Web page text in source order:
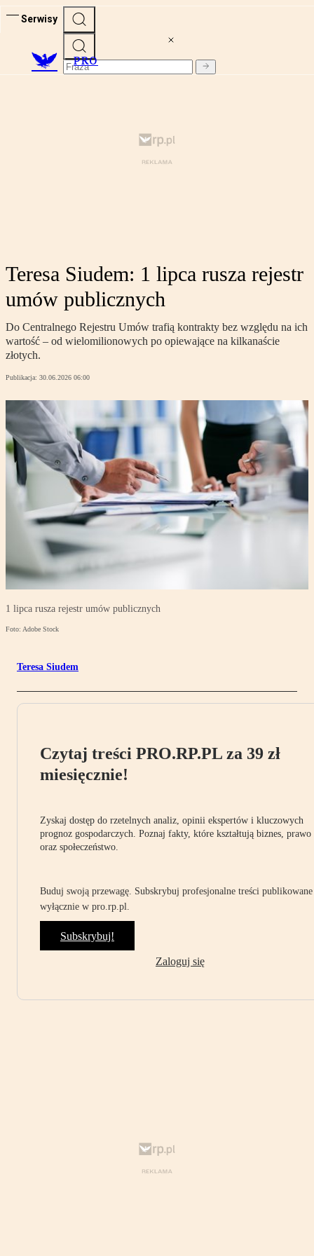
Serwisy
PRO
Teresa Siudem: 1 lipca rusza rejestr
umów publicznych
Do Centralnego Rejestru Umów trafią kontrakty bez względu na ich
wartość – od wielomilionowych po opiewające na kilkanaście
złotych.
Publikacja: 30.06.2026 06:00
1 lipca rusza rejestr umów publicznych
Foto: Adobe Stock
Teresa Siudem
Czytaj treści PRO.RP.PL za 39 zł
miesięcznie!
Zyskaj dostęp do rzetelnych analiz, opinii ekspertów i kluczowych
prognoz gospodarczych. Poznaj fakty, które kształtują biznes, prawo
oraz społeczeństwo.
Buduj swoją przewagę. Subskrybuj profesjonalne treści publikowane
wyłącznie w pro.rp.pl.
Subskrybuj!
Zaloguj się